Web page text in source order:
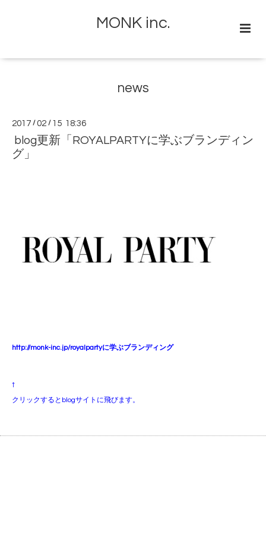
MONK inc.
news
2017 /02 / 15 18:36
blog更新「ROYALPARTYに学ぶブランディン
グ」
http://monk-inc.jp/royalpartyに学ぶブランディング
↑
クリックするとblogサイトに飛びます。